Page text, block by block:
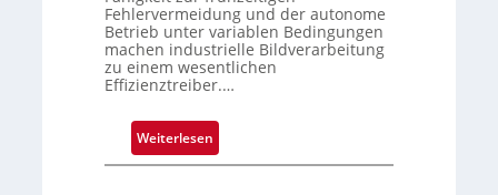
a
u
s
Fehlervermeidung und der autonome
Betrieb unter variablen Bedingungen
machen industrielle Bildverarbeitung
zu einem wesentlichen
Effizienztreiber.…
Weiterlesen:
Z